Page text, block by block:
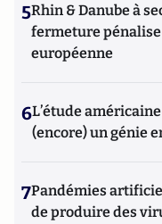
5Rhin & Danube à
fermeture
européenne
6L’étude
(encore) un génie
7Pandémies
de produire des